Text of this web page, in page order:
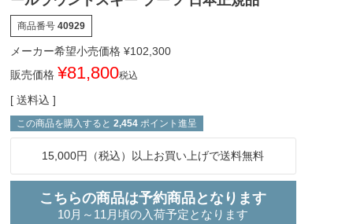
商品番号 40929
メーカー希望小売価格 ¥102,300
販売価格 ¥81,800税込
送料込
この商品を購入すると 2,454 ポイント進呈
15,000円（税込）以上お買い上げで送料無料
こちらの商品は予約商品となります
10月～11月頃の入荷予定となります